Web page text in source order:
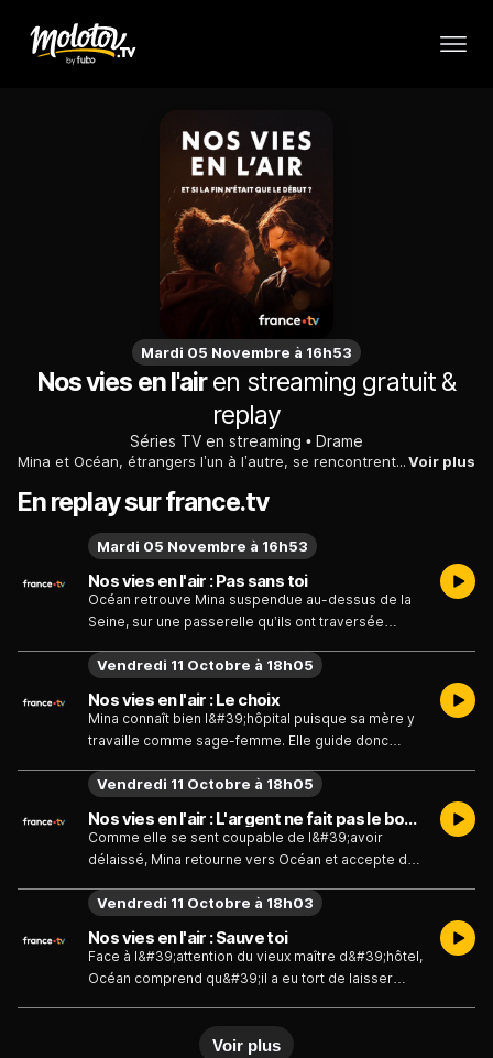
Mardi 05 Novembre à 16h53
Nos vies en l'airen streaming gratuit &
replay
Séries TV en streaming Drame
Mina et Océan, étrangers l’un à l’autre, se rencontrent sur un toit la même nuit, prêts à sauter pour se suicider. Ils concluent un pacte : donner une dernière chance à la vie jusqu’à l’aube. Si la mort semble encore préférable, ils sauteront ensemble. Cette nuit leur redonnera-t-elle le courage de vivre ?Voir plus
En replay sur france.tv
Nos vies en l'air : Pas sans toi
Océan retrouve Mina suspendue au-dessus de la
Seine, sur une passerelle qu’ils ont traversée
revenir sur sa décision.
Mardi 05 Novembre à 16h53
Nos vies en l'air : Le choix
Mina connaît bien l&#39;hôpital puisque sa mère y
travaille comme sage-femme. Elle guide donc
d&#39;Alix. Seulement, une fois face au corps
ni quoi dire ni quoi faire.Si tu penses être victime
d&#39
Vendredi 11 Octobre à 18h05
Nos vies en l'air : L'argent ne fait pas le bonheur
Comme elle se sent coupable de l&#39;avoir
délaissé, Mina retourne vers Océan et accepte de
son père qui, selon lui, est la cause de tous ses
d&#39;harcèlement scolaire tu peux contacter
le 3018 (anonyme et
Vendredi 11 Octobre à 18h05
Nos vies en l'air : Sauve toi
Face à l&#39;attention du vieux maître d&#39;hôtel,
Océan comprend qu&#39;il a eu tort de laisser
annonce qu&#39;elle doit rompre le pacte pour en
finir seule, Océan se lance dans une quête
Vendredi 11 Octobre à 18h03
Voir plus